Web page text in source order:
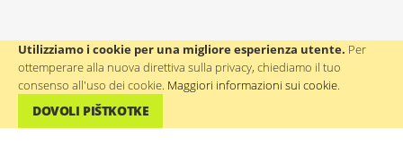
Utilizziamo i cookie per una migliore esperienza utente. Per
ottemperare alla nuova direttiva sulla privacy, chiediamo il tuo
consenso all'uso dei cookie. Maggiori informazioni sui cookie.
DOVOLI PIŠTKOTKE
ASSISTENZA AGLI UTENTI: ++386(0)4 580 67 55